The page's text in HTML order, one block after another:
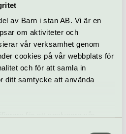
av Barn i stan AB. Vi är en
om aktiviteter och
vår verksamhet genom
cookies på vår webbplats för
och för att samla in
ditt samtycke att använda
din